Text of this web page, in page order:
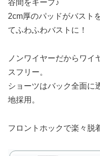
谷間をキープ♪
2cm厚のパッドがバスト
てふわふわバストに！
ノンワイヤーだからワイ
スフリー。
ショーツはバック全面に
地採用。
フロントホックで楽々脱